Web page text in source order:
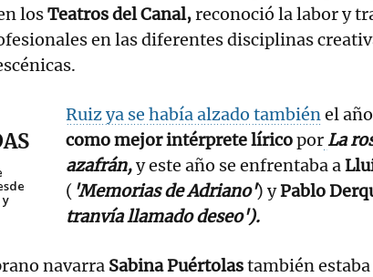
losTeatros del Canal,reconoció la labor y
en las diferentes disciplinas
Ruiz ya se había alzado tambiénel
como mejor intérprete líricoporLa
azafrán,y este año se enfrentaba a
( 'Memorias de Adriano') yPablo
tranvía llamado deseo').
navarra Sabina Puértolastambién